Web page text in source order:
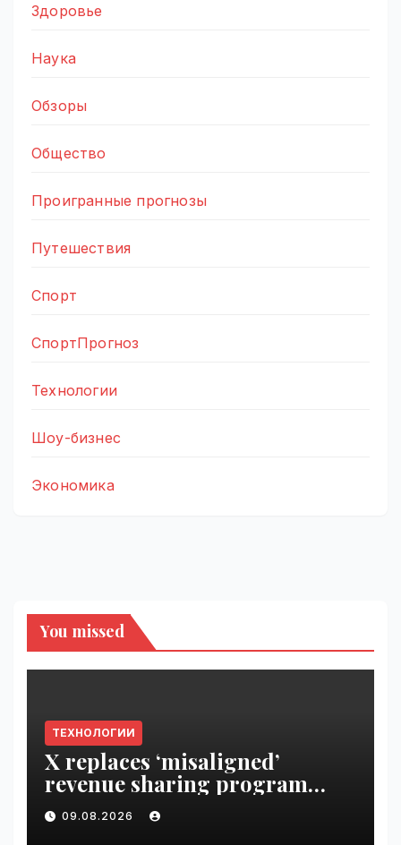
Здоровье
Наука
Обзоры
Общество
Проигранные прогнозы
Путешествия
Спорт
СпортПрогноз
Технологии
Шоу-бизнес
Экономика
You missed
ТЕХНОЛОГИИ
X replaces ‘misaligned’
revenue sharing program
with Original Content
Rewards | VseTime.ru
09.08.2026